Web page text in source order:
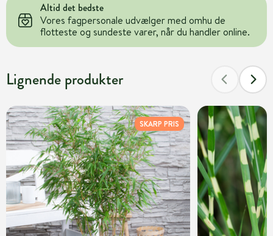
Altid det bedste
Vores fagpersonale udvælger med omhu de
flotteste og sundeste varer, når du handler online.
Lignende produkter
SKARP PRIS